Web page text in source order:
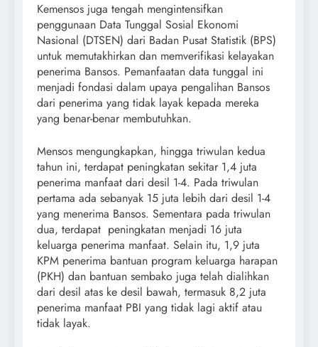
Kemensos juga tengah mengintensifkan
penggunaan Data Tunggal Sosial Ekonomi
Nasional (DTSEN) dari Badan Pusat Statistik (BPS)
untuk memutakhirkan dan memverifikasi kelayakan
penerima Bansos. Pemanfaatan data tunggal ini
menjadi fondasi dalam upaya pengalihan Bansos
dari penerima yang tidak layak kepada mereka
yang benar-benar membutuhkan.
Mensos mengungkapkan, hingga triwulan kedua
tahun ini, terdapat peningkatan sekitar 1,4 juta
penerima manfaat dari desil 1-4. Pada triwulan
pertama ada sebanyak 15 juta lebih dari desil 1-4
yang menerima Bansos. Sementara pada triwulan
dua, terdapat peningkatan menjadi 16 juta
keluarga penerima manfaat. Selain itu, 1,9 juta
KPM penerima bantuan program keluarga harapan
(PKH) dan bantuan sembako juga telah dialihkan
dari desil atas ke desil bawah, termasuk 8,2 juta
penerima manfaat PBI yang tidak lagi aktif atau
tidak layak.